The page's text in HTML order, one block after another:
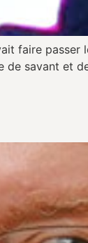
faire
savant et